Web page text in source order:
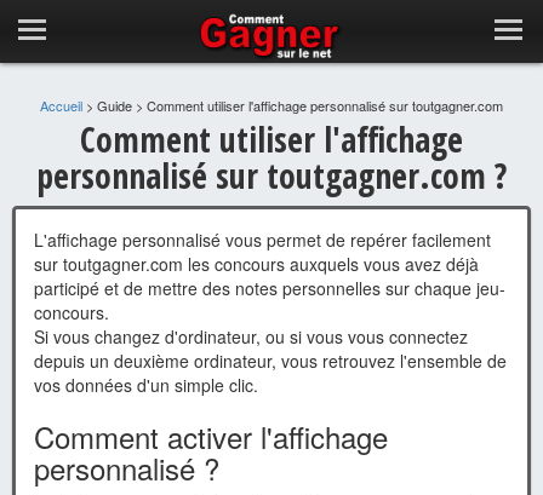
Accueil > Guide > Comment utiliser l'affichage personnalisé sur toutgagner.com
Comment utiliser l'affichage
personnalisé sur toutgagner.com ?
L'affichage personnalisé vous permet de repérer facilement
sur toutgagner.com les concours auxquels vous avez déjà
participé et de mettre des notes personnelles sur chaque jeu-
concours.
Si vous changez d'ordinateur, ou si vous vous connectez
depuis un deuxième ordinateur, vous retrouvez l'ensemble de
vos données d'un simple clic.
Comment activer l'affichage
personnalisé ?